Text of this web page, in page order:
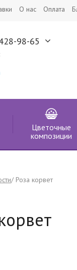
О нас Оплата
98-65
Цветочные
композиции
Роза корвет